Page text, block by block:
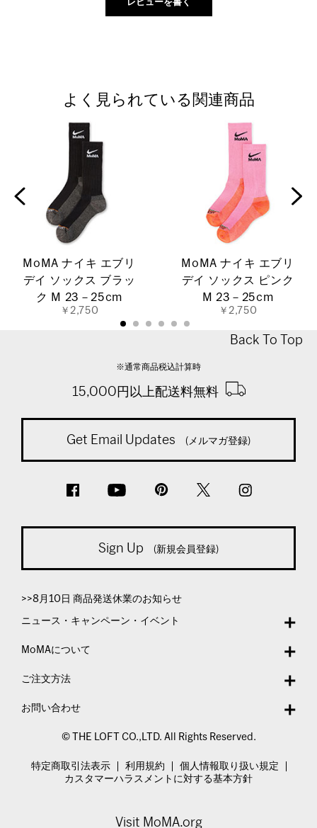
よく見られている関連商品
MoMA ナイキ エブリ
デイ ソックス ブラッ
ク M 23－25cm
￥2,750
MoMA ナイキ エブリ
デイ ソックス ピンク
M 23－25cm
￥2,750
Back To Top
※通常商品税込計算時
15,000円以上配送料無料
Get Email Updates (メルマガ登録)
Sign Up (新規会員登録)
>>8月10日 商品発送休業のお知らせ
ニュース・キャンペーン・イベント
MoMAについて
ご注文方法
お問い合わせ
© THE LOFT CO.,LTD. All Rights Reserved.
特定商取引法表示 利用規約
個人情報取り扱い規定
カスタマーハラスメントに対する基本方針
Visit MoMA.org